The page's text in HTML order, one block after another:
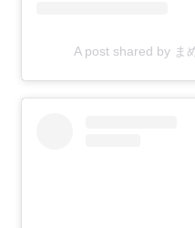
A post shared by ま